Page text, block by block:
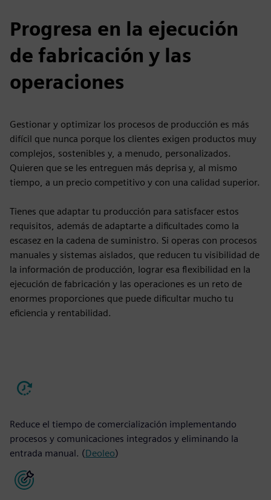
Progresa en la ejecución
de fabricación y las
operaciones
Gestionar y optimizar los procesos de producción es más
difícil que nunca porque los clientes exigen productos muy
complejos, sostenibles y, a menudo, personalizados.
Quieren que se les entreguen más deprisa y, al mismo
tiempo, a un precio competitivo y con una calidad superior.
Tienes que adaptar tu producción para satisfacer estos
requisitos, además de adaptarte a dificultades como la
escasez en la cadena de suministro. Si operas con procesos
manuales y sistemas aislados, que reducen tu visibilidad de
la información de producción, lograr esa flexibilidad en la
ejecución de fabricación y las operaciones es un reto de
enormes proporciones que puede dificultar mucho tu
eficiencia y rentabilidad.
Reduce el tiempo de comercialización implementando
procesos y comunicaciones integrados y eliminando la
entrada manual. (Deoleo)